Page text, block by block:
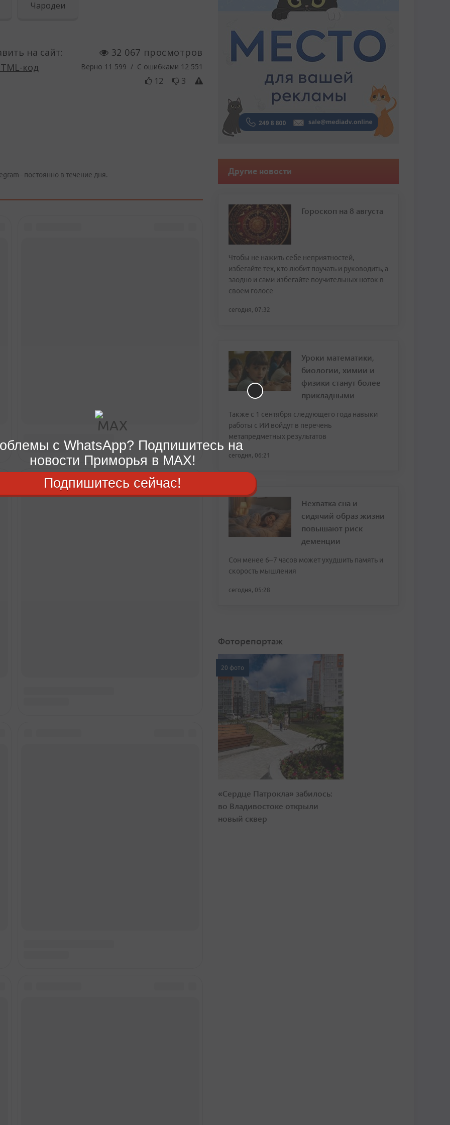
- постоянно в течение дня. Другие новости
Гороскоп на 8 августа
Чтобы не нажить себе неприятностей,
избегайте тех, кто любит поучать и руководить, а
заодно и сами избегайте поучительных ноток в
своем голосе
сегодня, 07:32
Уроки математики,
биологии, химии и
физики станут более
прикладными
Также с 1 сентября следующего года навыки
работы с ИИ войдут в перечень
метапредметных результатов
сегодня, 06:21
Нехватка сна и
сидячий образ жизни
повышают риск
деменции
Сон менее 6–7 часов может ухудшить память и
скорость мышления
сегодня, 05:28
Фоторепортаж
20 фото
«Сердце Патрокла» забилось:
во Владивостоке открыли
новый сквер
с WhatsApp? Подпишитесь на
новости Приморья в MAX!
Подпишитесь сейчас!